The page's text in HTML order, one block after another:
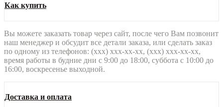
Как купить
Вы можете заказать товар через сайт, после чего Вам позвонит
наш менеджер и обсудит все детали заказа, или сделать заказ
по одному из телефонов: (xxx) xxx-xx-xx, (xxx) xxx-xx-xx,
время работы в будние дни с 9:00 до 18:00, суббота с 10:00 до
16:00, воскресенье выходной.
Доставка и оплата